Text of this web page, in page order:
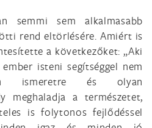
semmi sem alkalmasabb
rend eltörlésére. Amiért is
a következőket: „Aki
isteni segítséggel nem
ismeretre és olyan
meghaladja a természetet,
is folytonos fejlődéssel